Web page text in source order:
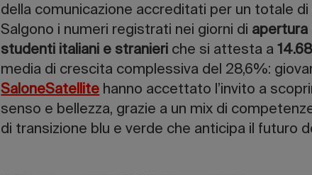
della comunicazione accreditati per un totale di
Salgono i numeri registrati nei giorni di apertura
studenti italiani e stranieri che si attesta a
media di crescita complessiva del 28,6%:
SaloneSatellite hanno accettato l’invito a
senso e bellezza, grazie a un mix di
di transizione blu e verde che anticipa il futuro